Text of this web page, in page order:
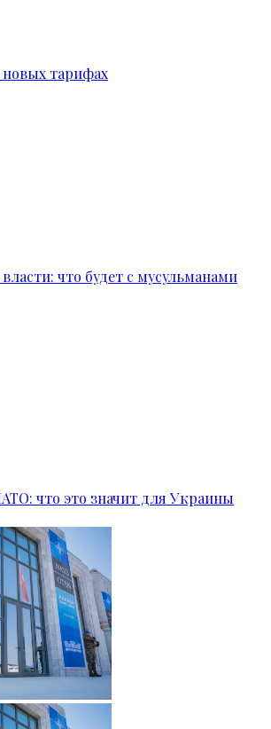
тарифах
что будет с мусульманами
что это значит для Украины